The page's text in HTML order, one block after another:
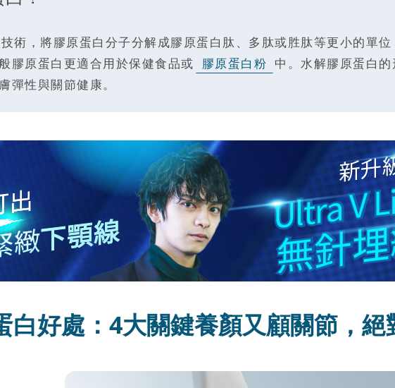
術，將膠原蛋白分子分解成膠原蛋白肽、多肽或胜肽等更小的單
膠原蛋白更適合用於保健食品或
膠原蛋白粉 中。水解膠原蛋白
彈性與關節健康。
白好處：4大關鍵養顏又顧關節，絕